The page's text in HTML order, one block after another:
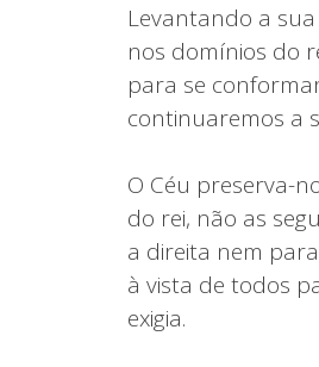
Levantando a
nos domínios do
para se
continuaremos a
O Céu preserva-
do rei, não as
a direita nem
à vista de todos
exigia.